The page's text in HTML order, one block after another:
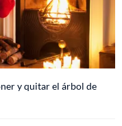
y quitar el árbol de